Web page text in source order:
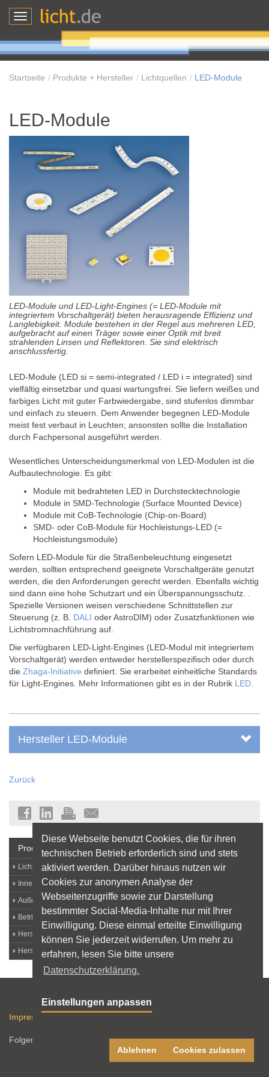
Toggle
Startseite Produkte + Hersteller Lichtquellen LED-Module
LED-Module
LED-Module und LED-Light-Engines (= LED-Module mit
integriertem Vorschaltgerät) bieten herausragende Effizienz und
Langlebigkeit. Module bestehen in der Regel aus mehreren LED,
aufgebracht auf einen Träger sowie einer Optik mit breit
strahlenden Linsen und Reflektoren. Sie sind elektrisch
anschlussfertig.
LED-Module (LED si = semi-integrated / LED i = integrated) sind
vielfältig einsetzbar und quasi wartungsfrei. Sie liefern weißes und
farbiges Licht mit guter Farbwiedergabe, sind stufenlos dimmbar
und einfach zu steuern. Dem Anwender begegnen LED-Module
meist fest verbaut in Leuchten; ansonsten sollte die Installation
durch Fachpersonal ausgeführt werden.
Wesentliches Unterscheidungsmerkmal von LED-Modulen ist die
Aufbautechnologie. Es gibt:
Module mit bedrahteten LED in Durchstecktechnologie
Module in SMD-Technologie (Surface Mounted Device)
Module mit CoB-Technologie (Chip-on-Board)
SMD- oder CoB-Module für Hochleistungs-LED (=
Hochleistungsmodule)
Sofern LED-Module für die Straßenbeleuchtung eingesetzt
werden, sollten entsprechend geeignete Vorschaltgeräte genutzt
werden, die den Anforderungen gerecht werden. Ebenfalls wichtig
sind dann eine hohe Schutzart und ein Überspannungsschutz. .
Spezielle Versionen weisen verschiedene Schnittstellen zur
Steuerung (z. B. DALI oder AstroDIM) oder Zusatzfunktionen wie
Lichtstromnachführung auf.
Die verfügbaren LED-Light-Engines (LED-Modul mit integriertem
Vorschaltgerät) werden entweder herstellerspezifisch oder durch
die Zhaga-Initiative definiert. Sie erarbeitet einheitliche Standards
für Light-Engines. Mehr Informationen gibt es in der Rubrik LED
Hersteller LED-Module
Zurück
Produkte + Hersteller
Lichtquellen
Innenleuchten
Außenleuchten
Betriebs- und Messgeräte
Hersteller von A bis Z
Hersteller-Login
Impressum
Folgen Sie licht.de:
Diese Webseite benutzt Cookies, die für ihren
technischen Betrieb erforderlich sind und stets
aktiviert werden. Darüber hinaus nutzen wir
Cookies zur anonymen Analyse der
Webseitenzugriffe sowie zur Darstellung
bestimmter Social-Media-Inhalte nur mit Ihrer
Einwilligung. Diese einmal erteilte Einwilligung
können Sie jederzeit widerrufen. Um mehr zu
erfahren, lesen Sie bitte unsere
Datenschutzerklärung.
Einstellungen anpassen
Cookies zulassen
Ablehnen